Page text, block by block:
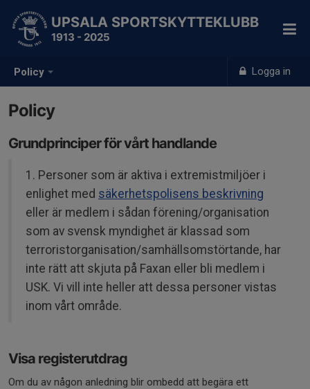
Policy Logga in
UPSALA SPORTSKYTTEKLUBB
1913 - 2025
Policy
Grundprinciper för vårt handlande
1. Personer som är aktiva i extremistmiljöer i
enlighet med säkerhetspolisens beskrivning
eller är medlem i sådan förening/organisation
som av svensk myndighet är klassad som
terroristorganisation/samhällsomstörtande, har
inte rätt att skjuta på Faxan eller bli medlem i
USK. Vi vill inte heller att dessa personer vistas
inom vårt område.
Visa registerutdrag
Om du av någon anledning blir ombedd att begära ett